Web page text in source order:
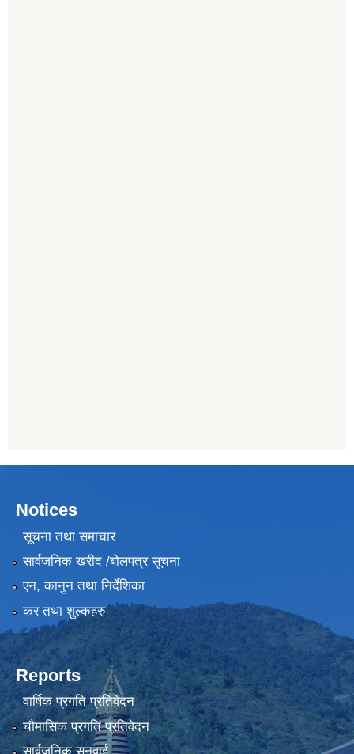
Notices
सूचना तथा समाचार
सार्वजनिक खरीद /बोलपत्र सूचना
एन, कानुन तथा निर्देशिका
कर तथा शुल्कहरु
Reports
वार्षिक प्रगति प्रतिवेदन
चौमासिक प्रगति प्रतिवेदन